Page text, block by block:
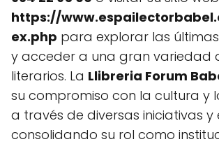
https://
ex.php para explorar las
y acceder a una gran variedad
literarios. La Llibreria Forum
su compromiso con la cultura y
a través de diversas iniciativas y
consolidando su rol como